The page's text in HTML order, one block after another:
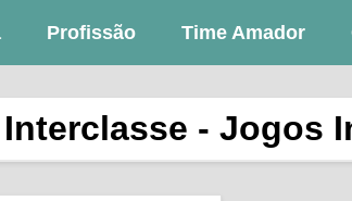
Profissão Time Amador
- Jogos